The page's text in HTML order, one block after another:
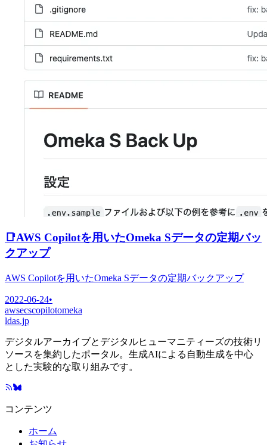
📑AWS Copilotを用いたOmeka Sデータの定期バッ
クアップ
AWS Copilotを用いたOmeka Sデータの定期バックアップ
2022-06-24•
awsecscopilotomeka
ldas.jp
デジタルアーカイブとデジタルヒューマニティーズの技術リ
ソースを集約したポータル。生成AIによる自動生成を中心
とした実験的な取り組みです。
コンテンツ
ホーム